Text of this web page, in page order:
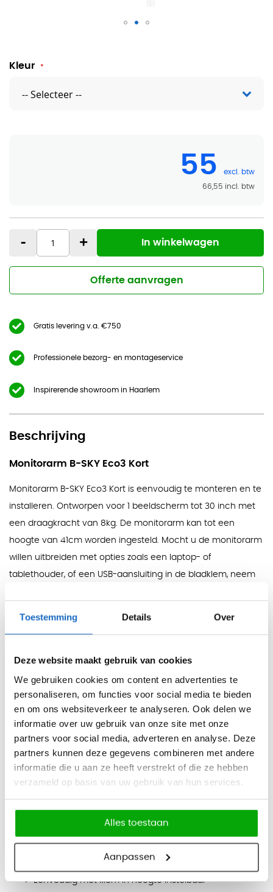
Toestemming Details Over
Deze website maakt gebruik van cookies
We gebruiken cookies om content en advertenties te
personaliseren, om functies voor social media te bieden
en om ons websiteverkeer te analyseren. Ook delen we
informatie over uw gebruik van onze site met onze
partners voor social media, adverteren en analyse. Deze
partners kunnen deze gegevens combineren met andere
informatie die u aan ze heeft verstrekt of die ze hebben
verzameld op basis van uw gebruik van hun services.
Alles toestaan
Aanpassen
Monitorarm B-SKY Eco3 Kort
Kleur
55
66,55
- + In winkelwagen
Offerte aanvragen
Gratis levering v.a. €750
Professionele bezorg- en montageservice
Inspirerende showroom in Haarlem
Beschrijving
Monitorarm B-SKY Eco3 Kort
Monitorarm B-SKY Eco3 Kort is eenvoudig te monteren en te
installeren. Ontworpen voor 1 beeldscherm tot 30 inch met
een draagkracht van 8kg. De monitorarm kan tot een
hoogte van 41cm worden ingesteld. Mocht u de monitorarm
willen uitbreiden met opties zoals een laptop- of
tablethouder, of een USB-aansluiting in de bladklem, neem
bladklem en een bladdoorvoer. U heeft de keuze om de arm
Bladklem: Draai vast totdat deze stevig zit.
Bladdoorvoer: Er dient een gat in het blad geboord te
worden.
Specificaties
Geschikt voor monitoren tot 30 inch
Draagvermogen max. 8kg
In hoogte verstelbaar tot 410mm
VESA 75x75 / 100x100 voorzien van quick release
Eenvoudig met klem in hoogte instelbaar